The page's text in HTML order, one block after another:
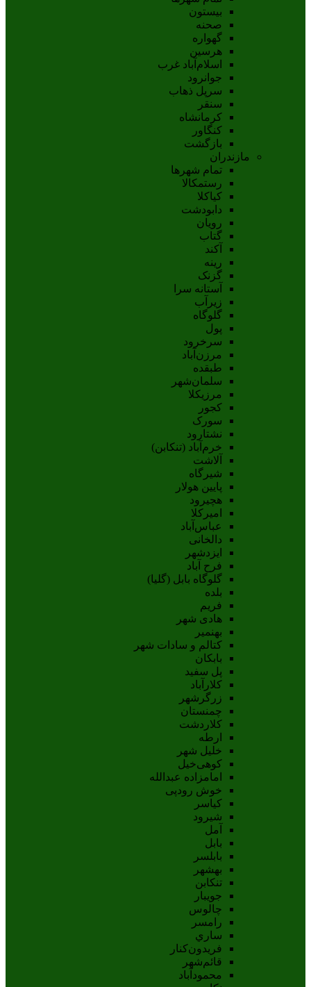
بیستون
صحنه
گهواره
هرسین
اسلام‌‌آباد غرب
جوانرود
سرپل ذهاب
سنقر
کرمانشاه
کنگاور
بازگشت
مازندران
تمام شهر‌ها
رستمکالا
کیاکلا
دابودشت
رویان
گتاب
آکند
رینه
گزنک
آستانه سرا
زیرآب
گلوگاه
پول
سرخرود
مرزن‌آباد
طبقده
سلمان‌شهر
مرزیکلا
کجور
سورک
نشتارود
خرم‌آباد (تنکابن)
آلاشت
شیرگاه
پایین هولار
هچیرود
امیرکلا
عباس‌آباد
دالخانی
ایزدشهر
فرح آباد
گلوگاه بابل (گلیا)
بلده
فریم
هادی شهر
بهنمیر
کتالم و سادات شهر
بابکان
پل سفید
کلارآباد
زرگرشهر
چمنستان
کلاردشت
ارطه
خلیل شهر
کوهی‌خیل
امامزاده عبدالله
خوش رودپی
کیاسر
شیرود
آمل
بابل
بابلسر
بهشهر
تنکابن
جويبار
چالوس
رامسر
ساري
فريدون‌کنار
قائم‌شهر
محمودآباد